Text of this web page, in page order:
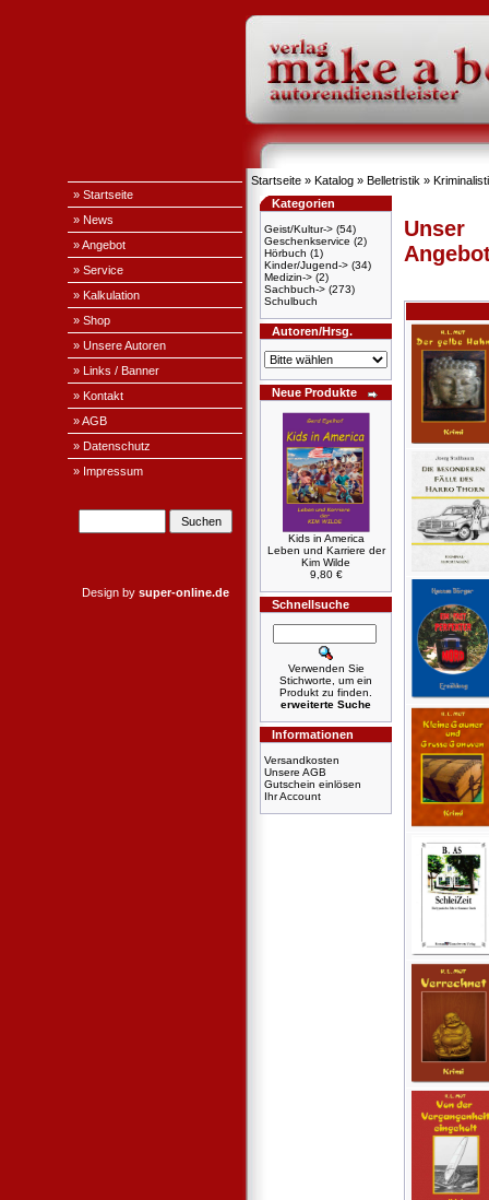
» Startseite
» News
» Angebot
» Service
» Kalkulation
» Shop
» Unsere Autoren
» Links / Banner
» Kontakt
» AGB
» Datenschutz
» Impressum
Design by super-online.de
Startseite » Katalog » Belletristik »
Kategorien
Geist/Kultur-> (54)
Geschenkservice (2)
Hörbuch (1)
Kinder/Jugend-> (34)
Medizin-> (2)
Sachbuch-> (273)
Schulbuch
Autoren/Hrsg.
Neue Produkte
Kids in America
Leben und Karriere der
Kim Wilde
9,80 €
Schnellsuche
Verwenden Sie
Stichworte, um ein
Produkt zu finden.
erweiterte Suche
Informationen
Versandkosten
Unsere AGB
Gutschein einlösen
Ihr Account
Unser